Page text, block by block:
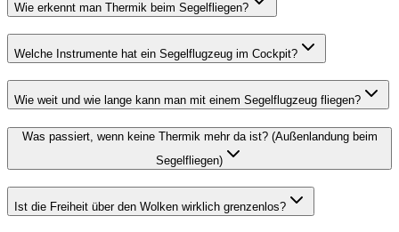
Wie erkennt man Thermik beim Segelfliegen?
Welche Instrumente hat ein Segelflugzeug im Cockpit?
Wie weit und wie lange kann man mit einem Segelflugzeug fliegen?
Was passiert, wenn keine Thermik mehr da ist? (Außenlandung beim
Segelfliegen)
Ist die Freiheit über den Wolken wirklich grenzenlos?